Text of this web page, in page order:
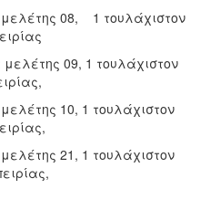
08, 1 τουλάχιστον
09, 1 τουλάχιστον
10, 1 τουλάχιστον
21, 1 τουλάχιστον